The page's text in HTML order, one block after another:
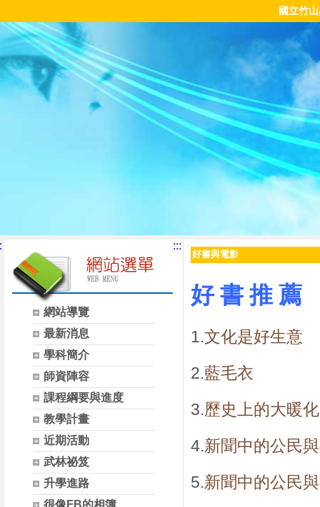
國立竹
網站導覽
最新消息
學科簡介
師資陣容
課程綱要與進度
教學計畫
近期活動
武林祕笈
升學進路
很像FB的相簿
:::
好書與電影
好 書 推 薦
1.文化是好生意
2.藍毛衣
3.歷史上的大暖化
4.新聞中的公民
5.新聞中的公民